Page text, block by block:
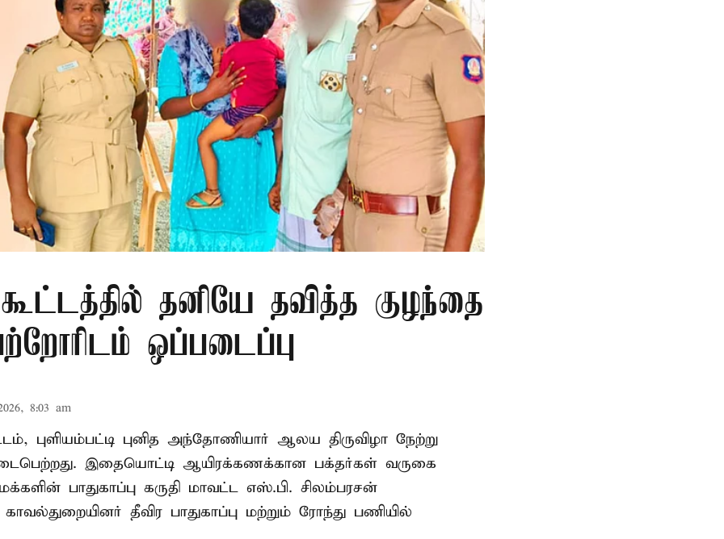
கூட்டத்தில் தனியே தவித்த குழந்தை
ஒப்படைப்பு
8:03 am
புளியம்பட்டி புனித அந்தோணியார் ஆலய திருவிழா நேற்று
இதையொட்டி ஆயிரக்கணக்கான பக்தர்கள் வருகை
பாதுகாப்பு கருதி மாவட்ட எஸ்.பி. சிலம்பரசன்
தீவிர பாதுகாப்பு மற்றும் ரோந்து பணியில்